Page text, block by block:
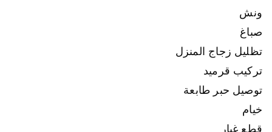
ونش
صباغ
تظليل زجاج المنزل
تركيب قرميد
توصيل حبر طابعة
خيام
قطع غيار